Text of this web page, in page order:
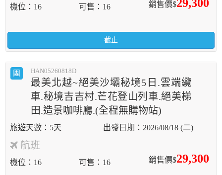
銷售價$29,300
機位 16 可售 16
截止
團 HAN05260818D
最美北越~絕美沙壩秘境5日.雲端纜
車.秘境吉吉村.芒花登山列車.絕美梯
田.造景咖啡廳.(全程無購物站)
5天 2026/08/18 (二)
航班
銷售價$29,300
機位 16 可售 16